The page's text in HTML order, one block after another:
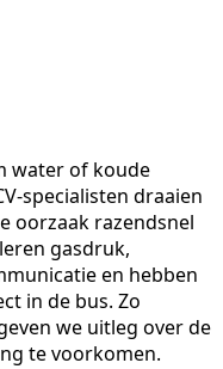
water of koude
specialisten draaien
oorzaak razendsnel
gasdruk,
en hebben
in de bus. Zo
we uitleg over de
te voorkomen.